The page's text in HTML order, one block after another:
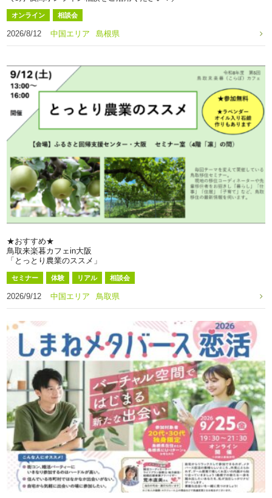
オンライン 相談会
2026/8/12 中国エリア 島根県
★おすすめ★
鳥取来楽暮カフェin大阪
「とっとり農業のススメ」
セミナー 体験 リアル 相談会
2026/9/12 中国エリア 鳥取県